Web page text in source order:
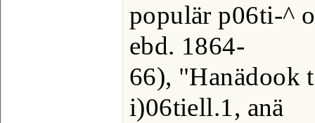
populär p06ti-^
ebd. 1864-
66), "Hanädook
i)06tiell.1, anä